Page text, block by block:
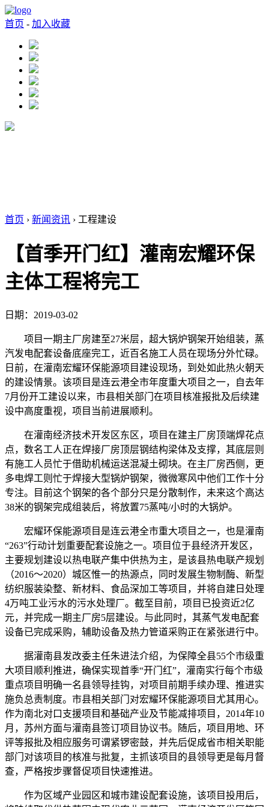
首页 - 加入收藏
首页 › 新闻资讯 › 工程建设
【首季开门红】灌南宏耀环保
主体工程将完工
日期：2019-03-02
项目一期主厂房建至27米层，超大锅炉钢架开始组装，蒸
汽发电配套设备底座完工，近百名施工人员在现场分外忙碌。
日前，在灌南宏耀环保能源项目建设现场，到处如此热火朝天
的建设情景。该项目是连云港全市年度重大项目之一，自去年
7月份开工建设以来，市县相关部门在项目核准报批及后续建
设中高度重视，项目当前进展顺利。
在灌南经济技术开发区东区，项目在建主厂房顶端焊花点
点，数名工人正在焊接厂房顶层钢结构梁体及支撑，其底层则
有施工人员忙于借助机械运送混凝土砌块。在主厂房西侧，更
多电焊工则忙于焊接大型锅炉钢架，微微寒风中他们工作十分
专注。目前这个钢架的各个部分只是分散制作，未来这个高达
38米的钢架完成组装后，将放置75蒸吨/小时的大锅炉。
宏耀环保能源项目是连云港全市重大项目之一，也是灌南
“263”行动计划重要配套设施之一。项目位于县经济开发区，
主要规划建设以热电联产集中供热为主，是该县热电联产规划
（2016～2020）城区惟一的热源点，同时发展生物制酶、新型
纺织服装染整、新材料、食品深加工等项目，并将自建日处理
4万吨工业污水的污水处理厂。截至目前，项目已投资近2亿
元，并完成一期主厂房5层建设。与此同时，其蒸气发电配套
设备已完成采购，辅助设备及热力管道采购正在紧张进行中。
据灌南县发改委主任朱进法介绍，为保障全县55个市级重
大项目顺利推进，确保实现首季“开门红”，灌南实行每个市级
重点项目明确一名县领导挂钩，对项目前期手续办理、推进实
施负总责制度。市县相关部门对宏耀环保能源项目尤其用心。
作为南北对口支援项目和基础产业及节能减排项目，2014年10
月，苏州方面与灌南县签订项目协议书。随后，项目用地、环
评等报批及相应服务可谓紧锣密鼓，并先后促成省市相关职能
部门对该项目的核准与批复，主抓该项目的县领导更是每月督
查，严格按步骤督促项目快速推进。
作为区域产业园区和城市建设配套设施，该项目投用后，